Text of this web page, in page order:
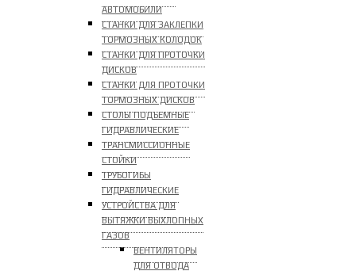
АВТОМОБИЛИ
СТАНКИ ДЛЯ ЗАКЛЕПКИ
ТОРМОЗНЫХ КОЛОДОК
СТАНКИ ДЛЯ ПРОТОЧКИ
ДИСКОВ
СТАНКИ ДЛЯ ПРОТОЧКИ
ТОРМОЗНЫХ ДИСКОВ
СТОЛЫ ПОДЪЕМНЫЕ
ГИДРАВЛИЧЕСКИЕ
ТРАНСМИССИОННЫЕ
СТОЙКИ
ТРУБОГИБЫ
ГИДРАВЛИЧЕСКИЕ
УСТРОЙСТВА ДЛЯ
ВЫТЯЖКИ ВЫХЛОПНЫХ
ГАЗОВ
ВЕНТИЛЯТОРЫ
ДЛЯ ОТВОДА